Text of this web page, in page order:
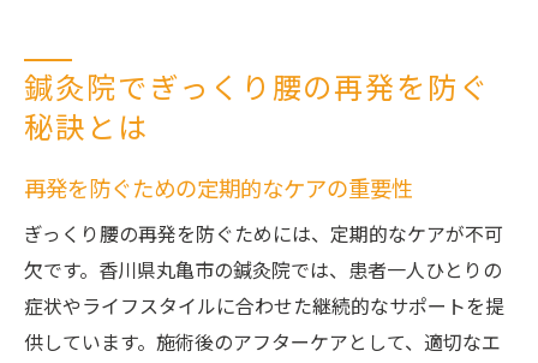
鍼灸院でぎっくり腰の再発を防ぐ
秘訣とは
再発を防ぐための定期的なケアの重要性
ぎっくり腰の再発を防ぐためには、定期的なケアが不可
欠です。香川県丸亀市の鍼灸院では、患者一人ひとりの
症状やライフスタイルに合わせた継続的なサポートを提
供しています。施術後のアフターケアとして、適切なエ